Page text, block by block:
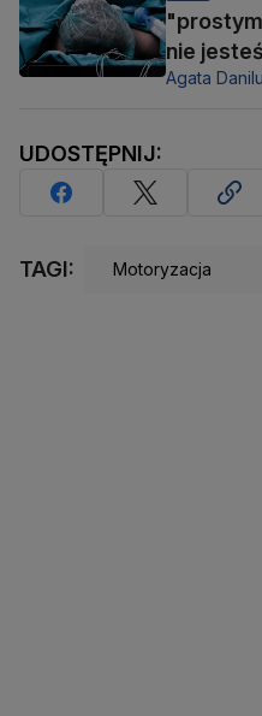
nie
Agata
UDOSTĘPNIJ:
TAGI: Motoryzacja